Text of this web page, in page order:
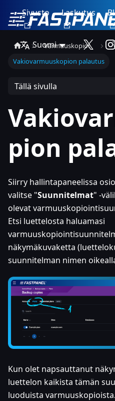
Sivusto Laskutus
SuomiVarmuuskopiot
Vakiovarmuuskopion palautus
Tällä sivulla
pion
Siirry hallintapaneelissa
valitse "Suunnitelmat" -
olevat
Etsi luettelosta haluamasi
näkymäkuvaketta
suunnitelman nimen
Kun olet napsauttanut
luettelon kaikista tämän
luoduista